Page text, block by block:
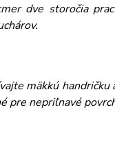
dve storočia
mäkkú handričku
pre nepriľnavé